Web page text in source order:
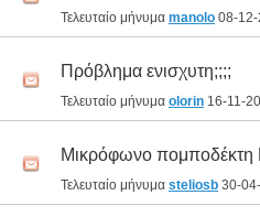
Τελευταίο μήνυμα manolo 08-
Πρόβλημα ενισχυτη;;;;
Τελευταίο μήνυμα olorin 16-11-20
Μικρόφωνο πομποδέκτη
Τελευταίο μήνυμα steliosb 30-